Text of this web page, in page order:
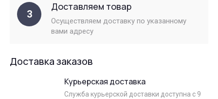
3
Доставляем товар
Осуществляем доставку по указанному
вами адресу
Доставка заказов
Курьерская доставка
Служба курьерской доставки доступна с 9